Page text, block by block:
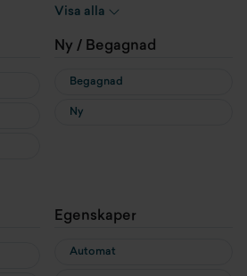
Hybrid
Visa alla
Ny / Begagnad
Begagnad
Ny
Egenskaper
Automat